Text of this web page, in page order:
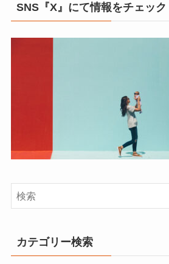
SNS『X』にて情報をチェック
カテゴリー検索